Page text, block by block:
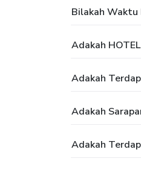
Bilakah Waktu
Adakah
Adakah
Adakah
Adakah